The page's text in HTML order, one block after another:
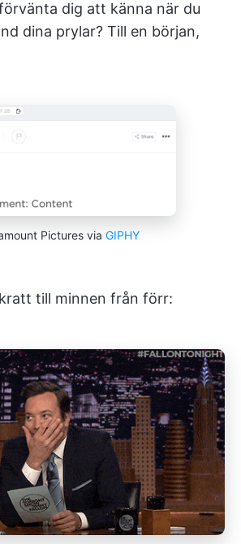
dig att känna när du
dina prylar? Till en början,
Pictures via GIPHY
till minnen från förr: